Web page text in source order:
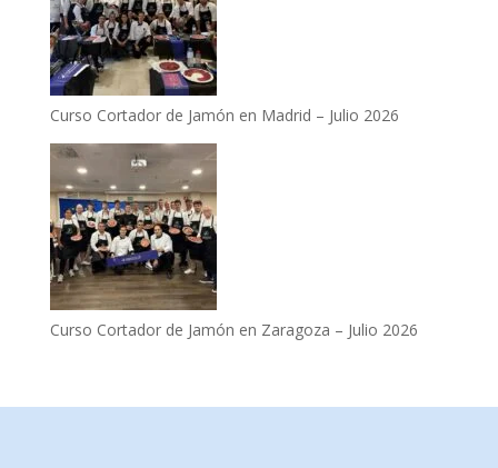
Curso Cortador de Jamón en Madrid – Julio 2026
Curso Cortador de Jamón en Zaragoza – Julio 2026